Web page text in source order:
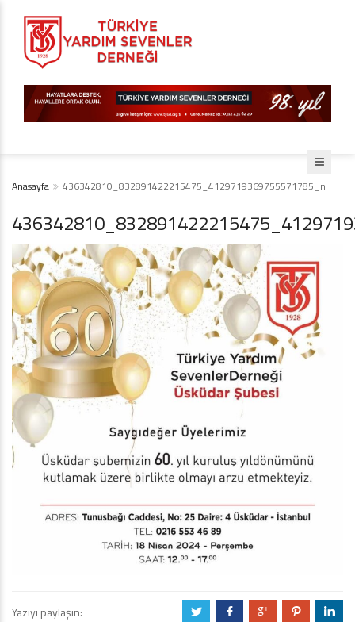
Anasayfa 436342810_832891422215475_4129719369755571785_n
Yazıyı paylaşın: a b c d j